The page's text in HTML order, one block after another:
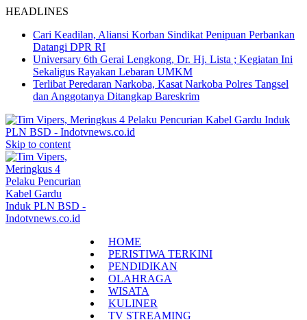
HEADLINES
Cari Keadilan, Aliansi Korban Sindikat Penipuan Perbankan
Datangi DPR RI
Universary 6th Gerai Lengkong, Dr. Hj. Lista ; Kegiatan Ini
Sekaligus Rayakan Lebaran UMKM
Terlibat Peredaran Narkoba, Kasat Narkoba Polres Tangsel
dan Anggotanya Ditangkap Bareskrim
Skip to content
HOME
PERISTIWA TERKINI
PENDIDIKAN
OLAHRAGA
WISATA
KULINER
TV STREAMING